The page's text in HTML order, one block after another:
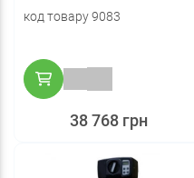
код товару 9083
38 768 грн